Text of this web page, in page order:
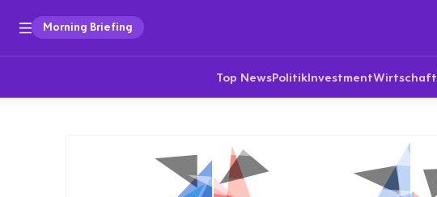
Morning Briefing
Top NewsPolitikInvestmentWirtschaft